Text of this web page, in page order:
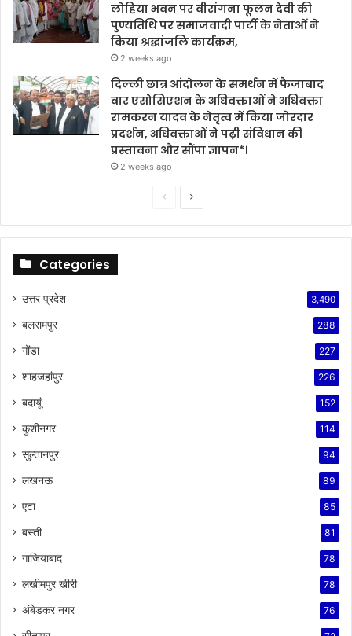
लोहिया भवन पर वीरांगना फूलन देवी की
पुण्यतिथि पर समाजवादी पार्टी के नेताओं ने
किया श्रद्धांजलि कार्यक्रम,
2 weeks ago
दिल्ली छात्र आंदोलन के समर्थन में फैजाबाद
बार एसोसिएशन के अधिवक्ताओं ने अधिवक्ता
रामकरन यादव के नेतृत्व में किया जोरदार
प्रदर्शन, अधिवक्ताओं ने पढ़ी संविधान की
प्रस्तावना और सौंपा ज्ञापन*।
2 weeks ago
PreviousNext
Categories
उत्तर प्रदेश 3,490
बलरामपुर 288
गोंडा 227
शाहजहांपुर 226
बदायूं 152
कुशीनगर 114
सुल्तानपुर 94
लखनऊ 89
एटा 85
बस्ती 81
गाजियाबाद 78
लखीमपुर खीरी 78
अंबेडकर नगर 76